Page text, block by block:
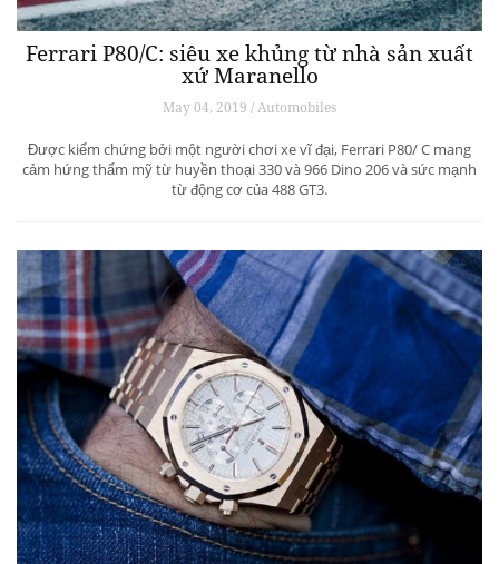
Ferrari P80/C: siêu xe khủng từ ​​nhà sản xuất
xứ Maranello
May 04, 2019 / Automobiles
Được kiểm chứng bởi một người chơi xe vĩ đại, Ferrari P80/ C mang
cảm hứng thẩm mỹ từ huyền thoại 330 và 966 Dino 206 và sức mạnh
từ động cơ của 488 GT3.